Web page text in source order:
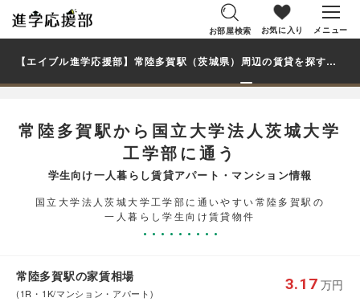
お部屋検索 お気に入り メニュー
【エイブル進学応援部】常陸多賀駅（茨城県）周辺の賃貸を探す｜国立大学法人茨城大学工学部学生・大学生の一人暮らし向け賃貸マンション・アパート
常陸多賀駅から国立大学法人茨城大学
工学部に通う
学生向け一人暮らし賃貸アパート・マンション情報
国立大学法人茨城大学工学部に通いやすい常陸多賀駅の
一人暮らし学生向け賃貸物件
常陸多賀駅の家賃相場
(1R・1K/マンション・アパート)
3.17 万円